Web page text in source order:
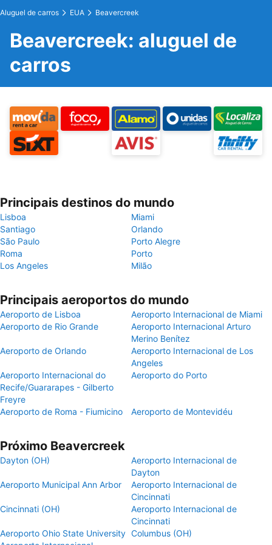
Aluguel de carros EUA Beavercreek
Beavercreek: aluguel de
carros
Principais destinos do mundo
Lisboa
Miami
Santiago
Orlando
São Paulo
Porto Alegre
Roma
Porto
Los Angeles
Milão
Principais aeroportos do mundo
Aeroporto de Lisboa
Aeroporto Internacional de Miami
Aeroporto de Rio Grande
Aeroporto Internacional Arturo
Merino Benítez
Aeroporto de Orlando
Aeroporto Internacional de Los
Angeles
Aeroporto Internacional do
Recife/Guararapes - Gilberto
Freyre
Aeroporto do Porto
Aeroporto de Roma - Fiumicino Aeroporto de Montevidéu
Próximo Beavercreek
Dayton (OH)
Aeroporto Internacional de
Dayton
Aeroporto Municipal Ann Arbor
Aeroporto Internacional de
Cincinnati
Cincinnati (OH)
Aeroporto Internacional de
Cincinnati
Aeroporto Ohio State University Columbus (OH)